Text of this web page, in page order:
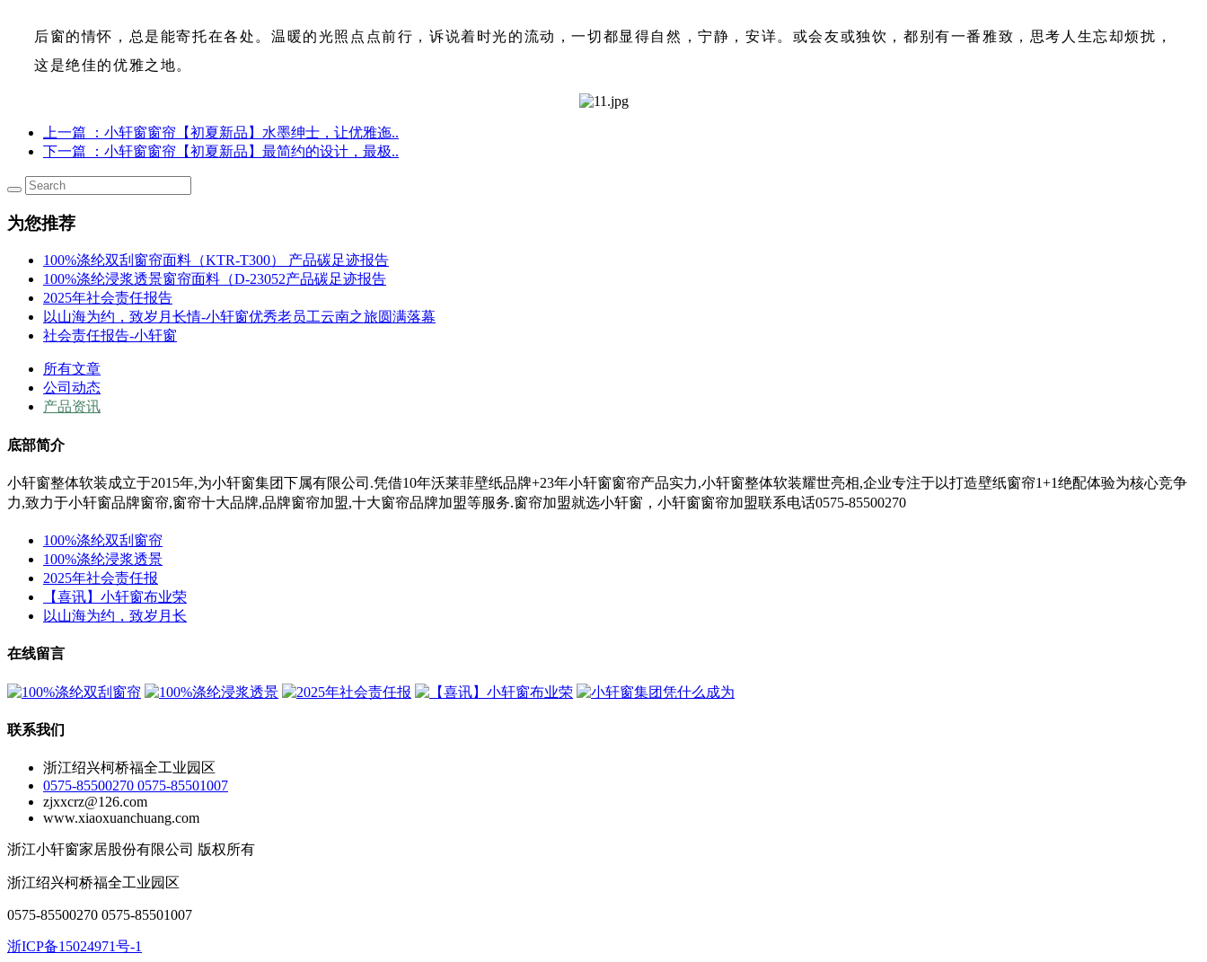
后窗的情怀，总是能寄托在各处。温暖的光照点点前行，诉说着时光的流动，一切都显得自然，宁静，安详。或会友或独饮，都别有一番雅致，思考人生忘却烦扰，
这是绝佳的优雅之地。
上一篇
：小轩窗窗帘【初夏新品】水墨绅士，让优雅迤..
下一篇
：小轩窗窗帘【初夏新品】最简约的设计，最极..
为您推荐
100%涤纶双刮窗帘面料（KTR-T300） 产品碳足迹报告
100%涤纶浸浆透景窗帘面料（D-23052产品碳足迹报告
2025年社会责任报告
以山海为约，致岁月长情-小轩窗优秀老员工云南之旅圆满落幕
社会责任报告-小轩窗
所有文章
公司动态
产品资讯
底部简介
小轩窗整体软装成立于2015年,为小轩窗集团下属有限公司.凭借10年沃莱菲壁纸品牌+23年小轩窗窗帘产品实力,小轩窗整体软装耀世亮相,企业专注于以打造壁纸窗帘1+1绝配体验为核心竞争
力,致力于小轩窗品牌窗帘,窗帘十大品牌,品牌窗帘加盟,十大窗帘品牌加盟等服务.窗帘加盟就选小轩窗，小轩窗窗帘加盟联系电话0575-85500270
100%涤纶双刮窗帘
100%涤纶浸浆透景
2025年社会责任报
【喜讯】小轩窗布业荣
以山海为约，致岁月长
在线留言
联系我们
浙江绍兴柯桥福全工业园区
0575-85500270 0575-85501007
zjxxcrz@126.com
www.xiaoxuanchuang.com
浙江小轩窗家居股份有限公司 版权所有
浙江绍兴柯桥福全工业园区
0575-85500270 0575-85501007
浙ICP备15024971号-1